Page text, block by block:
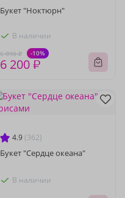
Букет "Ноктюрн"
В наличии
6 890 ₽ -10%
6 200 ₽
4.9 (362)
Букет "Сердце океана"
В наличии